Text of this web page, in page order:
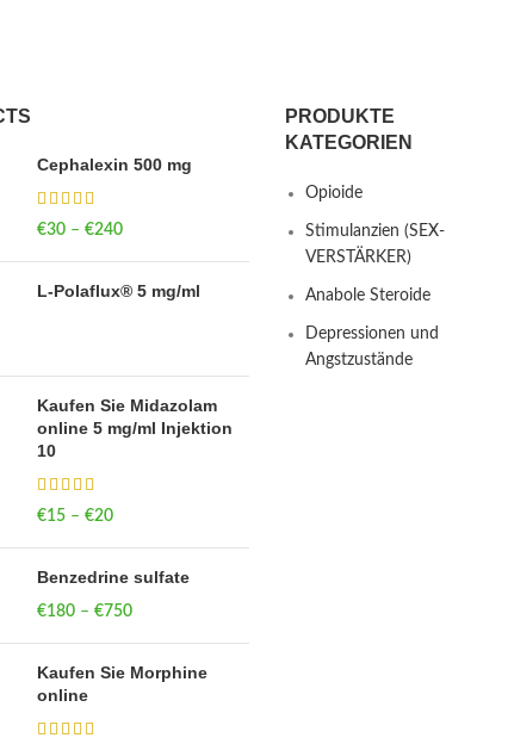
Cephalexin 500 mg
€30 – €240Price range: €30
L-Polaflux® 5 mg/ml
Kaufen Sie Midazolam
online 5 mg/ml Injektion
10
€15 – €20Price range: €15
Benzedrine sulfate
€180 – €750Price range: €180
Kaufen Sie Morphine
online
PRODUKTE
KATEGORIEN
Opioide
Stimulanzien (SEX-
VERSTÄRKER)
Anabole Steroide
Depressionen und
Angstzustände